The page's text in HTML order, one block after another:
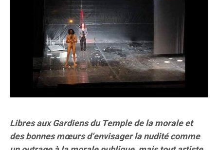
Libres aux Gardiens du Temple de la morale et
des bonnes mœurs d’envisager la nudité comme